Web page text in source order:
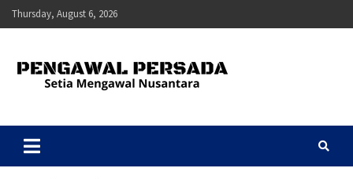
Skip
to
Thursday, August 6, 2026
Pengawal Persada